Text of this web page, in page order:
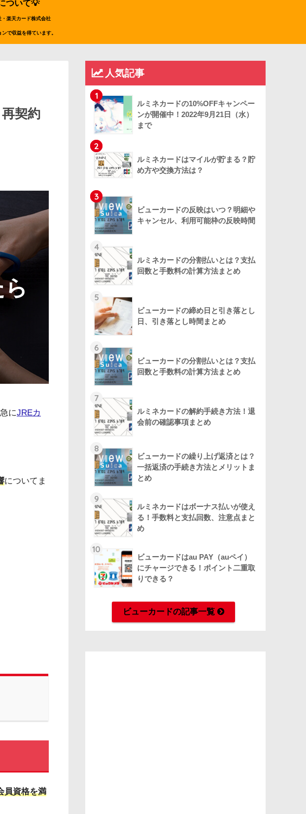
ついて💡
楽天カード株式会社
で収益を得ています。
契約
にJREカ
についてま
員資格を満
人気記事
1
ルミネカードの10%OFFキャンペー
ンが開催中！2022年9月21日（水）
まで
2
ルミネカードはマイルが貯まる？貯
め方や交換方法は？
3
ビューカードの反映はいつ？明細や
キャンセル、利用可能枠の反映時間
4
ルミネカードの分割払いとは？支払
回数と手数料の計算方法まとめ
5
ビューカードの締め日と引き落とし
日、引き落とし時間まとめ
6
ビューカードの分割払いとは？支払
回数と手数料の計算方法まとめ
7
ルミネカードの解約手続き方法！退
会前の確認事項まとめ
8
ビューカードの繰り上げ返済とは？
一括返済の手続き方法とメリットま
とめ
9
ルミネカードはボーナス払いが使え
る！手数料と支払回数、注意点まと
め
10
ビューカードはau PAY（auペイ）
にチャージできる！ポイント二重取
りできる？
ビューカードの記事一覧